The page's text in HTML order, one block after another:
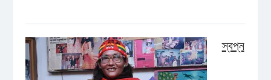
স্বপ্ন